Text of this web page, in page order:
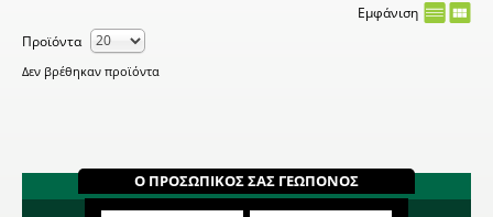
Εμφάνιση
Προϊόντα
Δεν βρέθηκαν προϊόντα
Ο ΠΡΟΣΩΠΙΚΟΣ ΣΑΣ ΓΕΩΠΟΝΟΣ